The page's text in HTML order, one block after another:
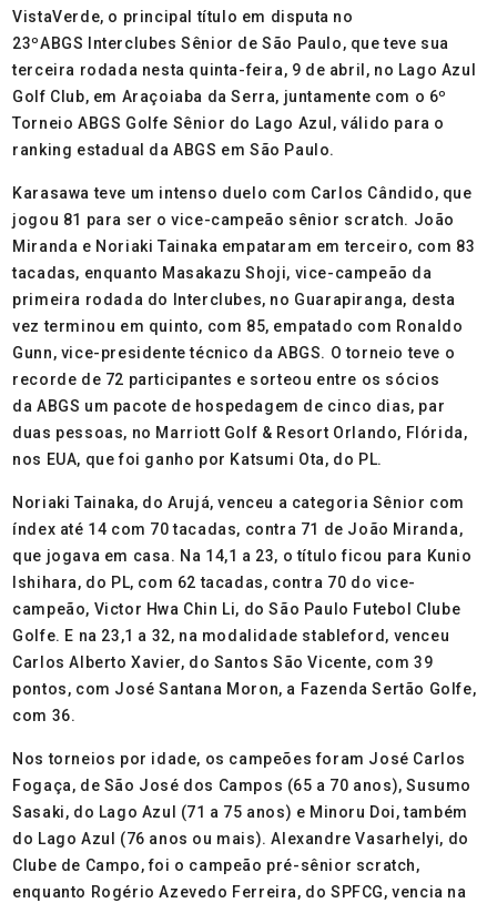
VistaVerde, o principal título em disputa no
23ºABGS Interclubes Sênior de São Paulo, que teve sua
terceira rodada nesta quinta-feira, 9 de abril, no Lago Azul
Golf Club, em Araçoiaba da Serra, juntamente com o 6º
TorneioABGS Golfe Sênior do Lago Azul, válido para o
ranking estadual daABGS em São Paulo.
Karasawa teve um intenso duelo com Carlos Cândido, que
jogou 81 para ser o vice-campeão sênior scratch. João
Miranda e Noriaki Tainaka empataram em terceiro, com 83
tacadas, enquanto Masakazu Shoji, vice-campeão da
primeira rodada do Interclubes, no Guarapiranga, desta
vez terminou em quinto, com 85, empatado com Ronaldo
Gunn, vice-presidente técnico daABGS. O torneio teve o
recorde de 72 participantes e sorteou entre os sócios
daABGS um pacote de hospedagem de cinco dias, par
duas pessoas, no Marriott Golf & Resort Orlando, Flórida,
nos EUA, que foi ganho por Katsumi Ota, do PL.
Noriaki Tainaka, do Arujá, venceu a categoria Sênior com
índex até 14 com 70 tacadas, contra 71 de João Miranda,
que jogava em casa. Na 14,1 a 23, o título ficou para Kunio
Ishihara, do PL, com 62 tacadas, contra 70 do vice-
campeão, Victor Hwa Chin Li, do São Paulo Futebol Clube
Golfe. E na 23,1 a 32, na modalidade stableford, venceu
Carlos Alberto Xavier, do Santos São Vicente, com 39
pontos, com José Santana Moron, a Fazenda Sertão Golfe,
com 36.
Nos torneios por idade, os campeões foram José Carlos
Fogaça, de São José dos Campos (65 a 70 anos), Susumo
Sasaki, do Lago Azul (71 a 75 anos) e Minoru Doi, também
do Lago Azul (76 anos ou mais). Alexandre Vasarhelyi, do
Clube de Campo, foi o campeão pré-sênior scratch,
enquanto Rogério Azevedo Ferreira, do SPFCG, vencia na